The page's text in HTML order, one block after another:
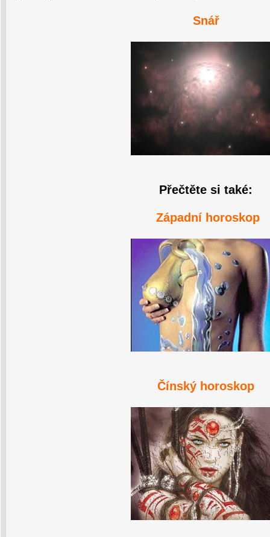
Snář
Přečtěte si také:
Západní horoskop
Čínský horoskop